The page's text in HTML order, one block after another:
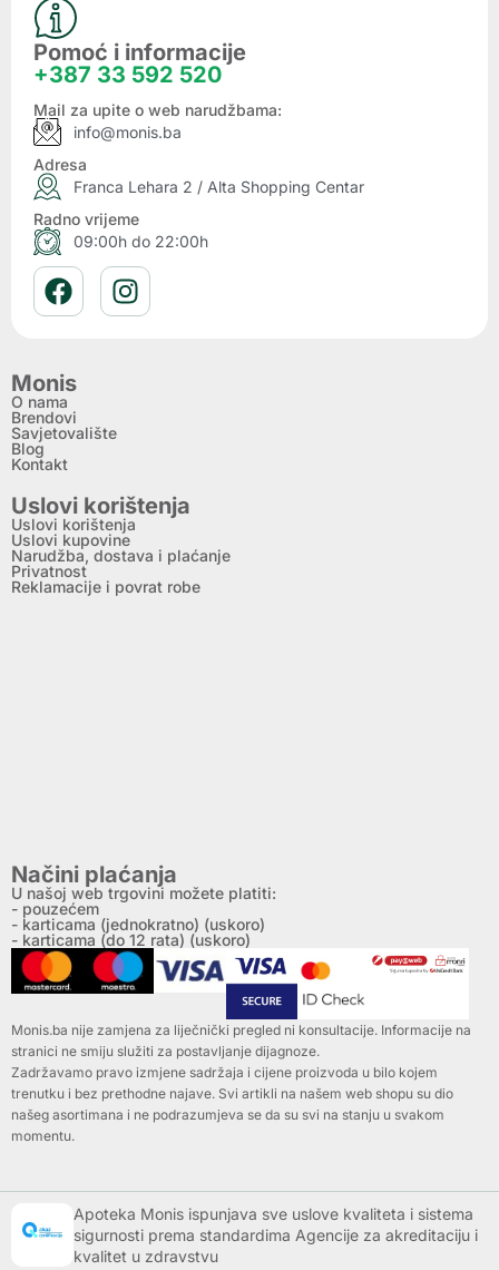
Pomoć i informacije
+387 33 592 520
Mail za upite o web narudžbama:
info@monis.ba
Adresa
Franca Lehara 2 / Alta Shopping Centar
Radno vrijeme
09:00h do 22:00h
Monis
O nama
Brendovi
Savjetovalište
Blog
Kontakt
Uslovi korištenja
Uslovi korištenja
Uslovi kupovine
Narudžba, dostava i plaćanje
Privatnost
Reklamacije i povrat robe
Načini plaćanja
U našoj web trgovini možete platiti:
- pouzećem
- karticama (jednokratno) (uskoro)
- karticama (do 12 rata) (uskoro)
Monis.ba nije zamjena za liječnički pregled ni konsultacije. Informacije na
stranici ne smiju služiti za postavljanje dijagnoze.
Zadržavamo pravo izmjene sadržaja i cijene proizvoda u bilo kojem
trenutku i bez prethodne najave. Svi artikli na našem web shopu su dio
našeg asortimana i ne podrazumjeva se da su svi na stanju u svakom
momentu.
Apoteka Monis ispunjava sve uslove kvaliteta i sistema
sigurnosti prema standardima Agencije za akreditaciju i
kvalitet u zdravstvu